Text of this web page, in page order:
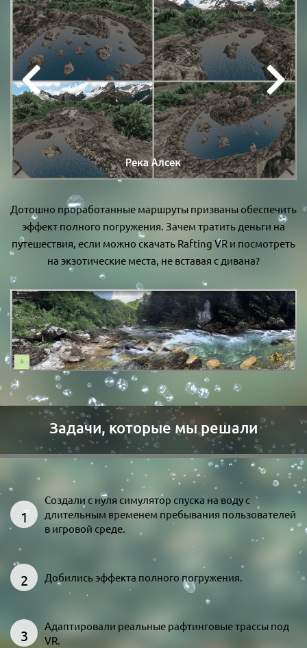
Дотошно проработанные маршруты призваны обеспечить
эффект полного погружения. Зачем тратить деньги на
путешествия, если можно скачать Rafting VR и посмотреть
на экзотические места, не вставая с дивана?
Задачи, которые мы решали
Создали с нуля симулятор спуска на воду с
длительным временем пребывания пользователей
в игровой среде.
Добились эффекта полного погружения.
Адаптировали реальные рафтинговые трассы под
VR.